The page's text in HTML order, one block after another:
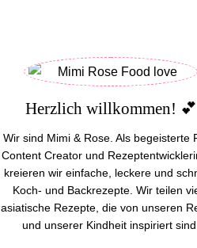
Herzlich willkommen! 💕
Wir sind Mimi & Rose. Als begeisterte
Content Creator und
kreieren wir einfache, leckere und
Koch- und Backrezepte. Wir teilen
asiatische Rezepte, die von unseren
und unserer Kindheit inspiriert sind.